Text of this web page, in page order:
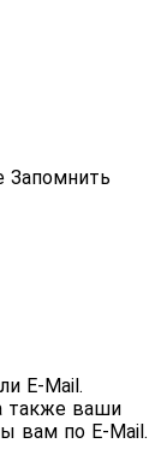
Запомнить
E-Mail.
также ваши
вам по E-Mail.